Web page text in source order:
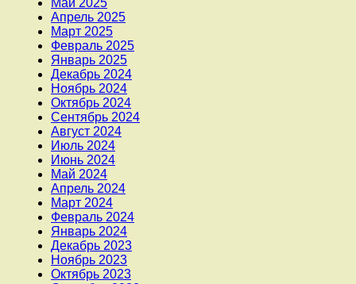
Май 2025
Апрель 2025
Март 2025
Февраль 2025
Январь 2025
Декабрь 2024
Ноябрь 2024
Октябрь 2024
Сентябрь 2024
Август 2024
Июль 2024
Июнь 2024
Май 2024
Апрель 2024
Март 2024
Февраль 2024
Январь 2024
Декабрь 2023
Ноябрь 2023
Октябрь 2023